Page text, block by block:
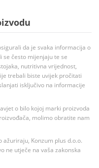
da je svaka informacija o
često mijenjaju te se
nutritivna vrijednost,
trebali biste uvijek pročitati
isključivo na informacije
o bilo kojoj marki proizvoda
molimo obratite nam
Konzum plus d.o.o.
ne utječe na vaša zakonska